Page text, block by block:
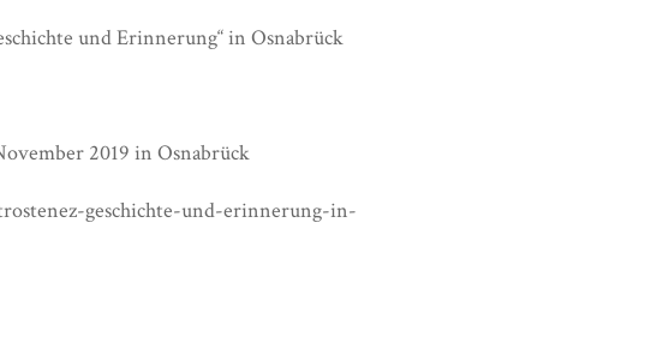
und Erinnerung“ in Osnabrück
2019 in Osnabrück
geschichte-und-erinnerung-in-